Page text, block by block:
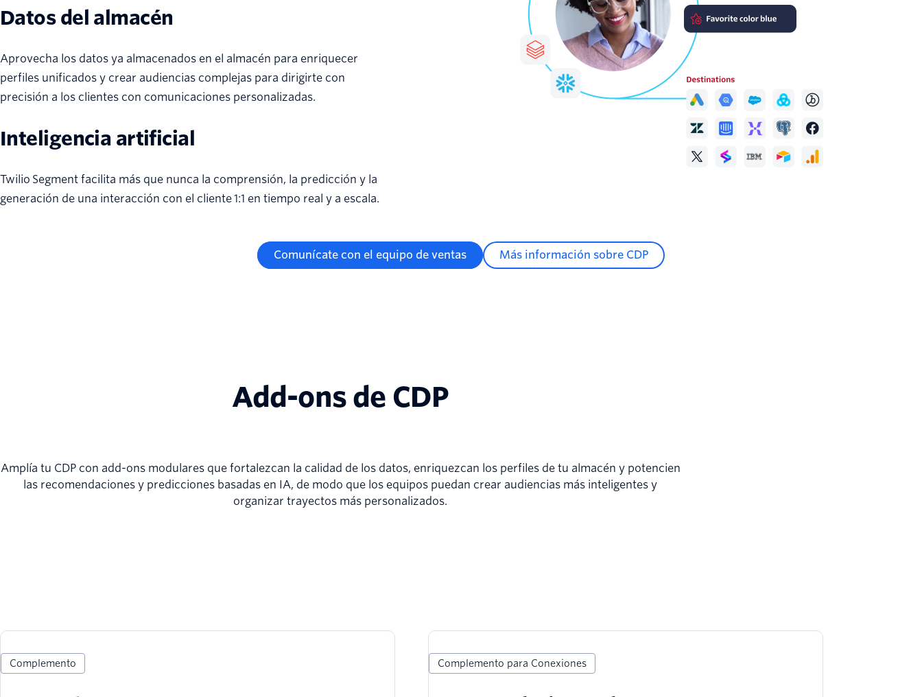
Datos del almacén
Aprovecha los datos ya almacenados en el almacén para enriquecer
perfiles unificados y crear audiencias complejas para dirigirte con
precisión a los clientes con comunicaciones personalizadas.
Inteligencia artificial
Twilio Segment facilita más que nunca la comprensión, la predicción y la
generación de una interacción con el cliente 1:1 en tiempo real y a escala.
Comunícate con el equipo de ventas Más información sobre CDP
Add-ons de CDP
Amplía tu CDP con add-ons modulares que fortalezcan la calidad de los datos, enriquezcan los perfiles de tu almacén y potencien
las recomendaciones y predicciones basadas en IA, de modo que los equipos puedan crear audiencias más inteligentes y
organizar trayectos más personalizados.
Complemento Complemento para Conexiones